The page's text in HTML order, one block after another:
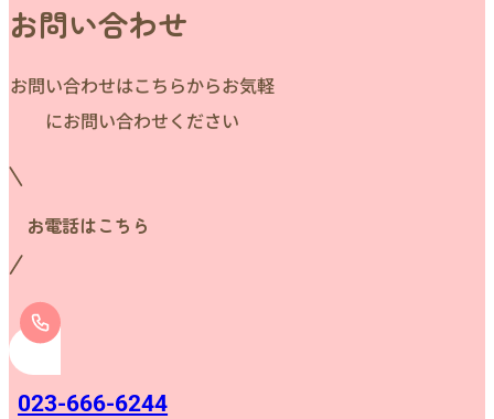
お問い合わせ
お問い合わせはこちらからお気軽
にお問い合わせください
お電話はこちら
023-666-6244